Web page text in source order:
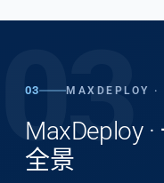
03
03 MAXDEPLOY
MaxDeploy
全景